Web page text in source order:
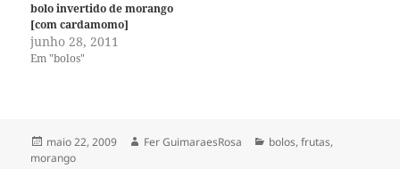
bolo invertido de morango
[com cardamomo]
junho 28, 2011
Em "bolos"
Publicado
em
maio 22, 2009 Autor
Fer GuimaraesRosa Categorias
bolos,frutas,
morango